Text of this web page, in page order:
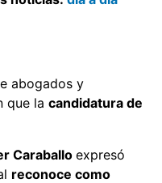
abogados y
que la candidatura de
Caraballo expresó
reconoce como